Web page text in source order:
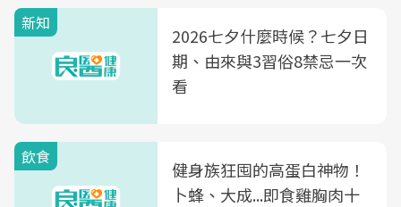
新知
2026七夕什麼時候？七夕日
期、由來與3習俗8禁忌一次
看
飲食
健身族狂囤的高蛋白神物！
卜蜂、大成...即食雞胸肉十